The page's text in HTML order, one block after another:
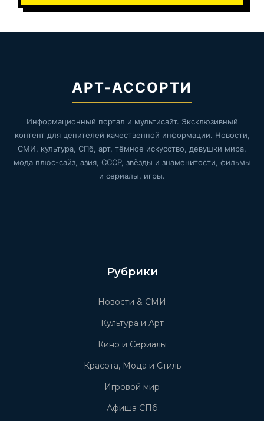
АРТ-АССОРТИ
Информационный портал и мультисайт. Эксклюзивный
контент для ценителей качественной информации. Новости,
СМИ, культура, СПб, арт, тёмное искусство, девушки мира,
мода плюс-сайз, азия, СССР, звёзды и знаменитости, фильмы
и сериалы, игры.
Рубрики
Новости & СМИ
Культура и Арт
Кино и Сериалы
Красота, Мода и Стиль
Игровой мир
Афиша СПб